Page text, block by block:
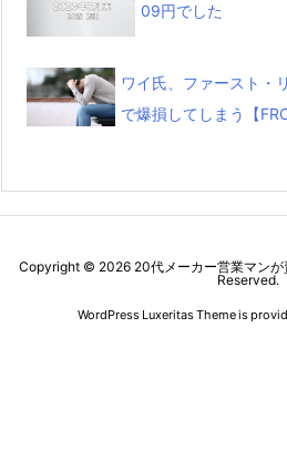
09円でした
ワイ氏、ファースト・
で爆損してしまう【FRC
Copyright © 2026 20代メーカー営業マン
Reserved.
WordPress Luxeritas Theme is